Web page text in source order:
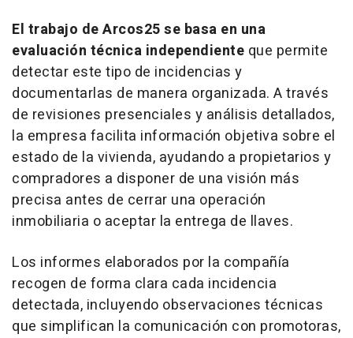
El trabajo de Arcos25 se basa en una
evaluación técnica independiente que permite
detectar este tipo de incidencias y
documentarlas de manera organizada. A través
de revisiones presenciales y análisis detallados,
la empresa facilita información objetiva sobre el
estado de la vivienda, ayudando a propietarios y
compradores a disponer de una visión más
precisa antes de cerrar una operación
inmobiliaria o aceptar la entrega de llaves.
Los informes elaborados por la compañía
recogen de forma clara cada incidencia
detectada, incluyendo observaciones técnicas
que simplifican la comunicación con promotoras,